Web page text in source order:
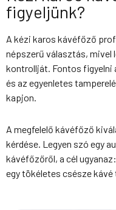
figyeljünk?
A kézi karos kávéfőző
népszerű választás,
kontrollját. Fontos figyelni
és az egyenletes
kapjon.
A megfelelő kávéfőző
kérdése. Legyen szó egy
kávéfőzőről, a cél
egy tökéletes csésze kávé